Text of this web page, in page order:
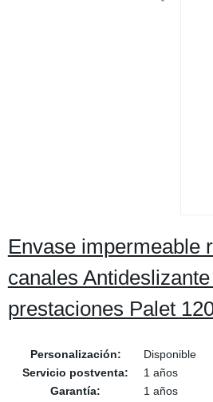
Envase impermeable
canales
prestaciones Palet
Personalización:
Disponible
Servicio postventa:
1 años
Garantía:
1 años